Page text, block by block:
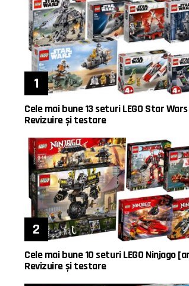
Cele mai bune 13 seturi LEGO Star
Revizuire și testare
Cele mai bune 10 seturi LEGO Ninjago
Revizuire și testare